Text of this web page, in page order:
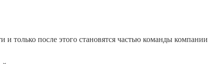
только после этого становятся частью команды компании